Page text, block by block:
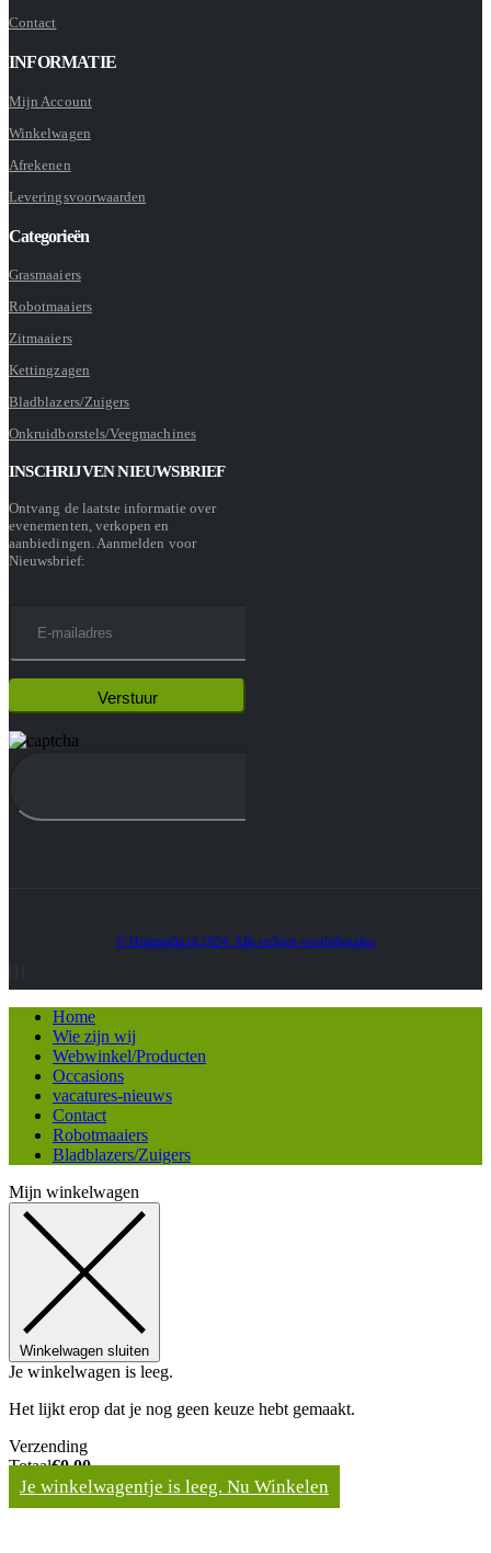
Contact
INFORMATIE
Mijn Account
Winkelwagen
Afrekenen
Leveringsvoorwaarden
Categorieën
Grasmaaiers
Robotmaaiers
Zitmaaiers
Kettingzagen
Bladblazers/Zuigers
Onkruidborstels/Veegmachines
INSCHRIJVEN NIEUWSBRIEF
Ontvang de laatste informatie over
evenementen, verkopen en
aanbiedingen. Aanmelden voor
Nieuwsbrief:
© Heatmedia.nl 2024. Alle rechten voorbehouden
Home
Wie zijn wij
Webwinkel/Producten
Occasions
vacatures-nieuws
Contact
Robotmaaiers
Bladblazers/Zuigers
Mijn winkelwagen
Winkelwagen sluiten
Je winkelwagen is leeg.
Het lijkt erop dat je nog geen keuze hebt gemaakt.
Verzending
Totaal€0,00
Je winkelwagentje is leeg. Nu Winkelen